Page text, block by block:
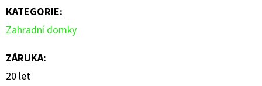
KATEGORIE:
Zahradní domky
ZÁRUKA:
20 let